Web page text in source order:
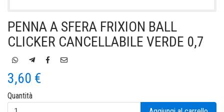
PENNA A SFERA FRIXION BALL
CLICKER CANCELLABILE VERDE 0,7
3,60 €
Quantità